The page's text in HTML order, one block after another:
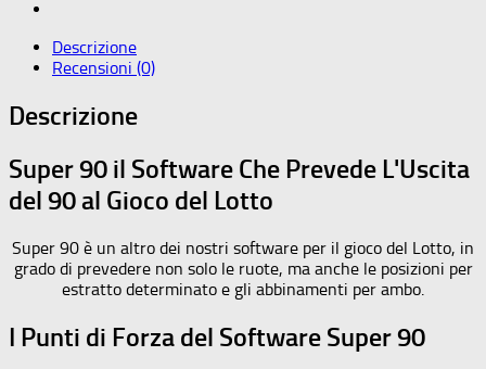
Descrizione
Recensioni (0)
Descrizione
Super 90 il Software Che Prevede L'Uscita
del 90 al Gioco del Lotto
Super 90 è un altro dei nostri software per il gioco del Lotto, in
grado di prevedere non solo le ruote, ma anche le posizioni per
estratto determinato e gli abbinamenti per ambo.
I Punti di Forza del Software Super 90